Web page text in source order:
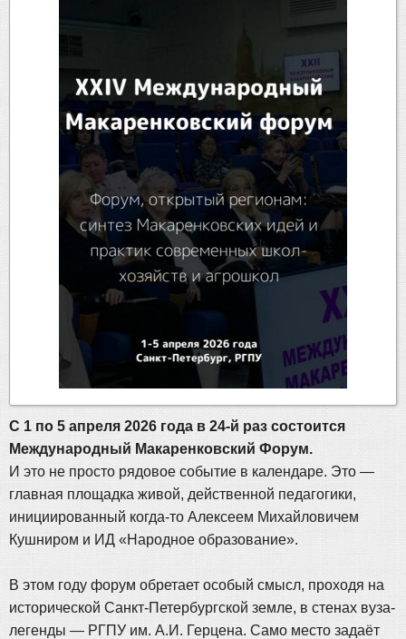
С 1 по 5 апреля 2026 года в 24-й раз состоится
Международный Макаренковский Форум.
И это не просто рядовое событие в календаре. Это —
главная площадка живой, действенной педагогики,
инициированный когда-то Алексеем Михайловичем
Кушниром и ИД «Народное образование».
В этом году форум обретает особый смысл, проходя на
исторической Санкт-Петербургской земле, в стенах вуза-
легенды — РГПУ им. А.И. Герцена. Само место задаёт